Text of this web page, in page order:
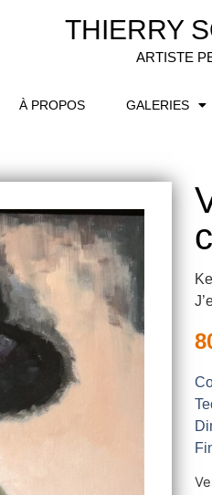
THIERRY
ARTISTE
À PROPOS GALERIES